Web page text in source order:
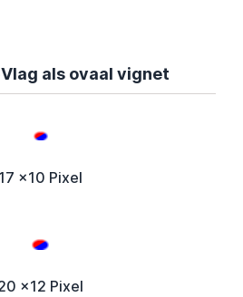
als ovaal vignet
17 x10 Pixel
x12 Pixel